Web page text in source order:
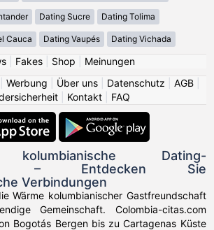
Dating Sucre Dating Tolima
Cauca Dating Vaupés Dating Vichada
| Fakes| Shop
Meinungen
Werbung Über uns Datenschutz AGB
Kontakt FAQ
kolumbianische Dating-
– Entdecken Sie
Verbindungen
Wärme kolumbianischer Gastfreundschaft
Gemeinschaft. Colombia-citas.com
Bogotás Bergen bis zu Cartagenas Küste